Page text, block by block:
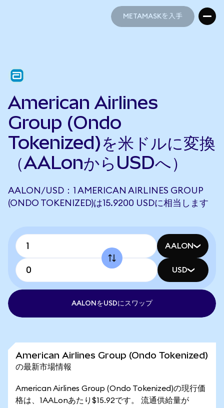
METAMASKを入手
American Airlines
Group (Ondo
Tokenized)を米ドルに変換
（AALonからUSDへ）
AALON/USD：1 AMERICAN AIRLINES GROUP
(ONDO TOKENIZED)は15.9200 USDに相当します
AALON
USD
AALONをUSDにスワップ
American Airlines Group (Ondo Tokenized)
の最新市場情報
American Airlines Group (Ondo Tokenized)の現行価
格は、1AALonあたり$15.92です。 流通供給量が